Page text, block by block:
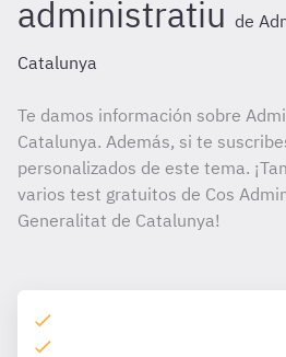
administratiu de
Catalunya
Te damos información sobre
Catalunya. Además, si te
personalizados de este tema.
varios test gratuitos de Cos
Generalitat de Catalunya!